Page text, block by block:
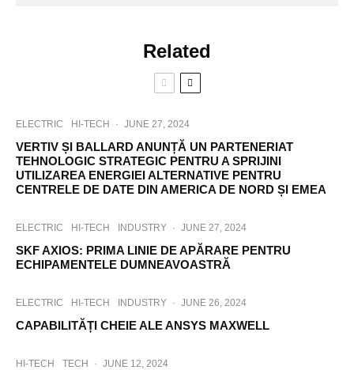
Related
ELECTRIC HI-TECH · JUNE 27, 2024
VERTIV ȘI BALLARD ANUNȚĂ UN PARTENERIAT
TEHNOLOGIC STRATEGIC PENTRU A SPRIJINI
UTILIZAREA ENERGIEI ALTERNATIVE PENTRU
CENTRELE DE DATE DIN AMERICA DE NORD ȘI EMEA
ELECTRIC HI-TECH INDUSTRY · JUNE 27, 2024
SKF AXIOS: PRIMA LINIE DE APĂRARE PENTRU
ECHIPAMENTELE DUMNEAVOASTRĂ
ELECTRIC HI-TECH INDUSTRY · JUNE 26, 2024
CAPABILITĂȚI CHEIE ALE ANSYS MAXWELL
HI-TECH TECH · JUNE 12, 2024